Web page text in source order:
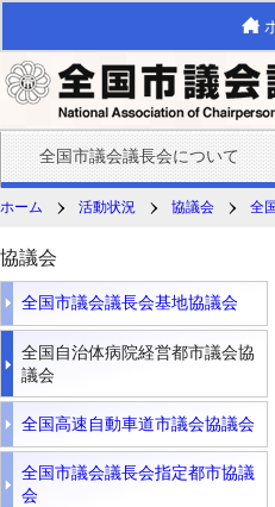
全国市議会議長会について
ホーム 活動状況 協議会 全
協議会
全国市議会議長会基地協議会
全国自治体病院経営都市議会協
議会
全国高速自動車道市議会協議会
全国市議会議長会指定都市協議
会